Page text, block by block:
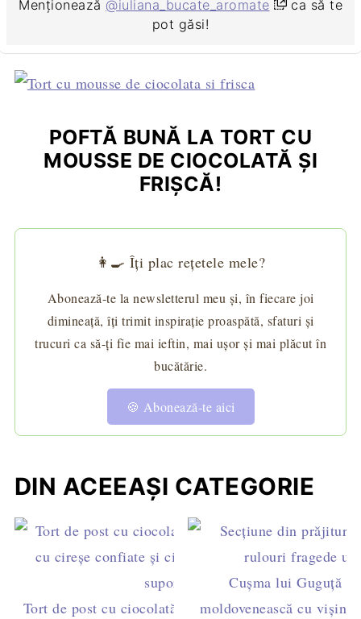
Menționează @iuliana_bucate_aromate
ca să te
pot găsi!
POFTĂ BUNĂ LA TORT CU
MOUSSE DE CIOCOLATĂ ŞI
FRIŞCĂ!
👩‍🍳 Îți plac rețetele mele?
Abonează-te la newsletterul meu și, în fiecare joi
dimineață, îți trimit inspirație proaspătă, sfaturi și
trucuri ca să-ți fie mai ieftin, mai ușor și mai plăcut în
bucătărie.
🍪 Abonează-te aici
DIN ACEEAȘI CATEGORIE
Tort de post cu ciocolată și gem de caise – rețetă
Cușma lui Guguță –
moldovenească cu vișine